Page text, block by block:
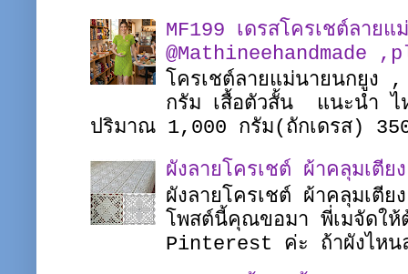
MF199 เดรสโครเชต์ลายแ
@Mathineehandmade
โครเชต์ลายแม่นายนกยูง
กรัม เสื้อตัวสั้น แนะนำ ไ
ปริมาณ 1,000 กรัม(ถักเดรส)
ผังลายโครเชต์ ผ้าคลุมเ
ผังลายโครเชต์ ผ้าคลุมเ
โพสต์นี้คุณขอมา พี่เมจัดใ
Pinterest ค่ะ ถ้าผังไหน